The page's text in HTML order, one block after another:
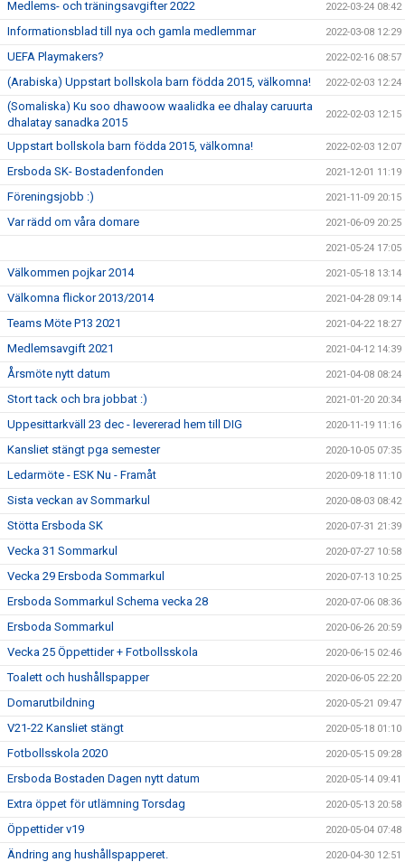
Medlems- och träningsavgifter 2022 2022-03-24 08:42
Informationsblad till nya och gamla medlemmar 2022-03-08 12:29
UEFA Playmakers? 2022-02-16 08:57
(Arabiska) Uppstart bollskola barn födda 2015, välkomna! 2022-02-03 12:24
(Somaliska) Ku soo dhawoow waalidka ee dhalay caruurta
dhalatay sanadka 2015
2022-02-03 12:15
Uppstart bollskola barn födda 2015, välkomna! 2022-02-03 12:07
Ersboda SK- Bostadenfonden 2021-12-01 11:19
Föreningsjobb :) 2021-11-09 20:15
Var rädd om våra domare 2021-06-09 20:25
2021-05-24 17:05
Välkommen pojkar 2014 2021-05-18 13:14
Välkomna flickor 2013/2014 2021-04-28 09:14
Teams Möte P13 2021 2021-04-22 18:27
Medlemsavgift 2021 2021-04-12 14:39
Årsmöte nytt datum 2021-04-08 08:24
Stort tack och bra jobbat :) 2021-01-20 20:34
Uppesittarkväll 23 dec - levererad hem till DIG 2020-11-19 11:16
Kansliet stängt pga semester 2020-10-05 07:35
Ledarmöte - ESK Nu - Framåt 2020-09-18 11:10
Sista veckan av Sommarkul 2020-08-03 08:42
Stötta Ersboda SK 2020-07-31 21:39
Vecka 31 Sommarkul 2020-07-27 10:58
Vecka 29 Ersboda Sommarkul 2020-07-13 10:25
Ersboda Sommarkul Schema vecka 28 2020-07-06 08:36
Ersboda Sommarkul 2020-06-26 20:59
Vecka 25 Öppettider + Fotbollsskola 2020-06-15 02:46
Toalett och hushållspapper 2020-06-05 22:20
Domarutbildning 2020-05-21 09:47
V21-22 Kansliet stängt 2020-05-18 01:10
Fotbollsskola 2020 2020-05-15 09:28
Ersboda Bostaden Dagen nytt datum 2020-05-14 09:41
Extra öppet för utlämning Torsdag 2020-05-13 20:58
Öppettider v19 2020-05-04 07:48
Ändring ang hushållspapperet. 2020-04-30 12:51